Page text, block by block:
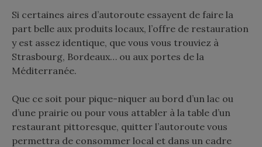
Si certaines aires d’autoroute essayent de faire la
part belle aux produits locaux, l’offre de restauration
y est assez identique, que vous vous trouviez à
Strasbourg, Bordeaux… ou aux portes de la
Méditerranée.
Que ce soit pour pique-niquer au bord d’un lac ou
d’une prairie ou pour vous attabler à la table d’un
restaurant pittoresque, quitter l’autoroute vous
permettra de consommer local et dans un cadre